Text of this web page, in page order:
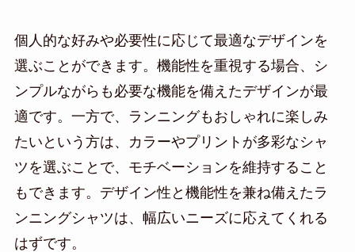
個人的な好みや必要性に応じて最適なデザインを
選ぶことができます。機能性を重視する場合、シ
ンプルながらも必要な機能を備えたデザインが最
適です。一方で、ランニングもおしゃれに楽しみ
たいという方は、カラーやプリントが多彩なシャ
ツを選ぶことで、モチベーションを維持すること
もできます。デザイン性と機能性を兼ね備えたラ
ンニングシャツは、幅広いニーズに応えてくれる
はずです。